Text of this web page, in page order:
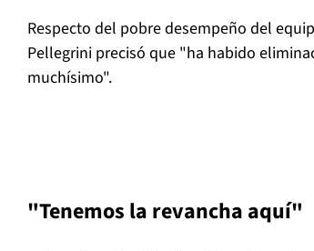
Respecto del pobre desempeño del
Pellegrini precisó que "ha habido
muchísimo".
"Tenemos la revancha aquí"